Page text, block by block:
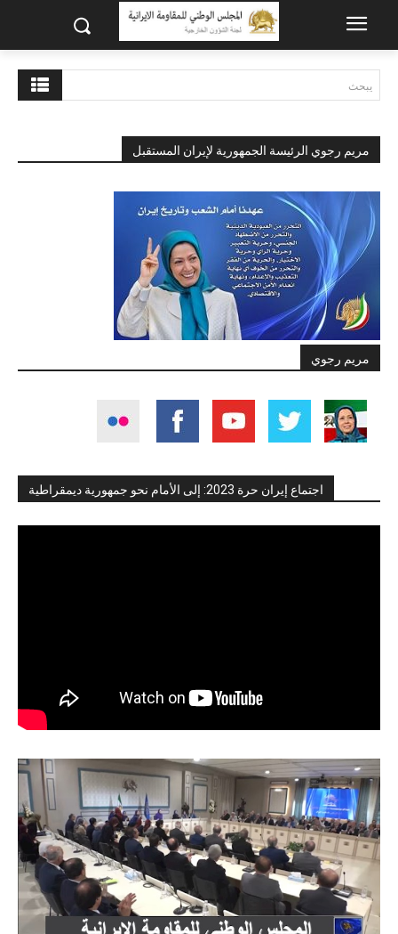
يبحث
مريم رجوي الرئيسة الجمهورية لإيران المستقبل
مريم رجوي
اجتماع إيران حرة 2023: إلى الأمام نحو جمهورية ديمقراطية